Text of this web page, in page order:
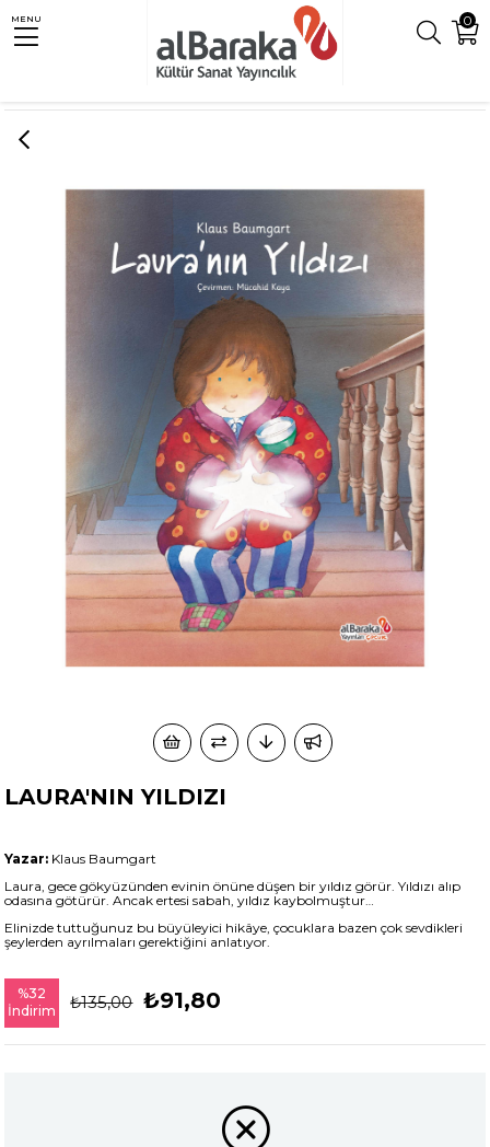
0
MENU
LAURA'NIN YILDIZI
Yazar: Klaus Baumgart
Laura, gece gökyüzünden evinin önüne düşen bir yıldız görür. Yıldızı alıp
odasına götürür. Ancak ertesi sabah, yıldız kaybolmuştur…
Elinizde tuttuğunuz bu büyüleyici hikâye, çocuklara bazen çok sevdikleri
şeylerden ayrılmaları gerektiğini anlatıyor.
%32
İndirim
₺135,00 ₺91,80